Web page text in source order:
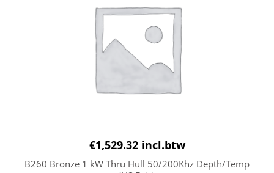
€1,529.32 incl.btw
B260 Bronze 1 kW Thru Hull 50/200Khz Depth/Temp